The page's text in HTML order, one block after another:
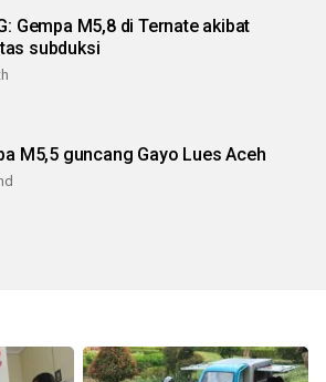
Gempa M5,8 di Ternate akibat
subduksi
M5,5 guncang Gayo Lues Aceh